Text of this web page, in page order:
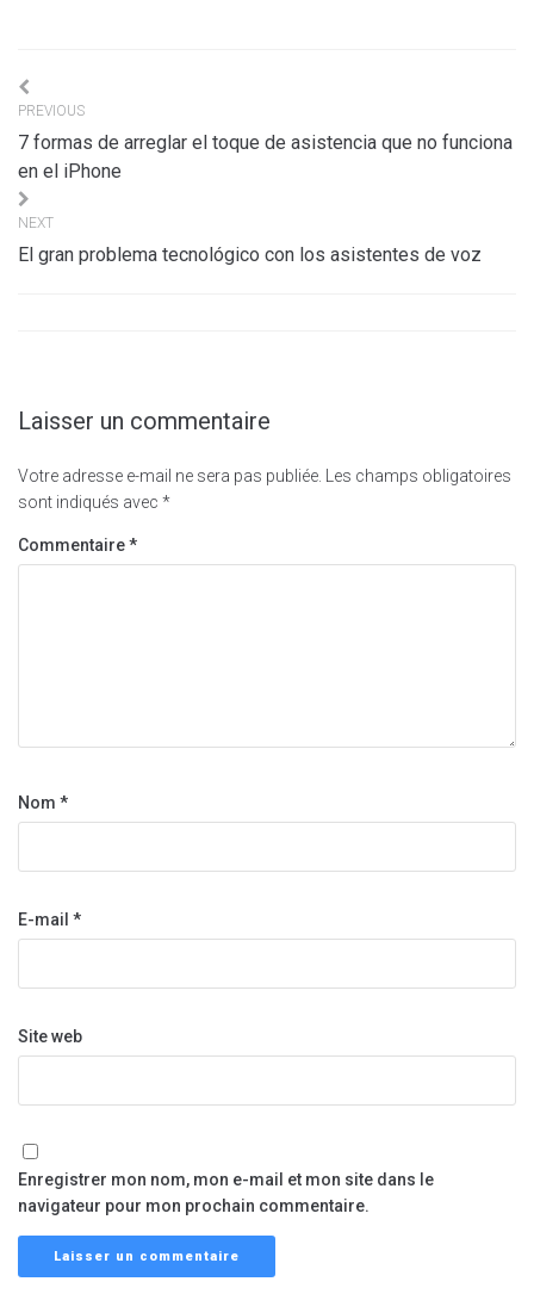
Navigation
de
l’article
PREVIOUS
7 formas de arreglar el toque de asistencia que no funciona
en el iPhone
NEXT
El gran problema tecnológico con los asistentes de voz
Laisser un commentaire
Votre adresse e-mail ne sera pas publiée.
Les champs obligatoires
sont indiqués avec *
Commentaire*
Nom *
E-mail *
Site web
Enregistrer mon nom, mon e-mail et mon site dans le
navigateur pour mon prochain commentaire.